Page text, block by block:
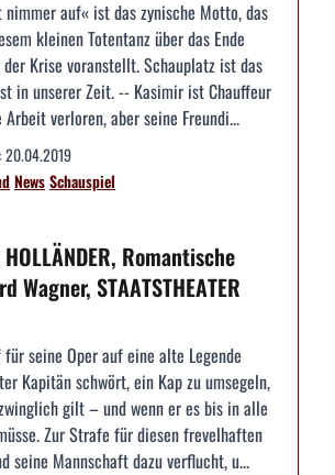
nimmer auf« ist das zynische Motto, das
kleinen Totentanz über das Ende
Krise voranstellt. Schauplatz ist das
in unserer Zeit. -- Kasimir ist Chauffeur
verloren, aber seine Freundi...
20.04.2019
NewsSchauspiel
HOLLÄNDER, Romantische
Wagner, STAATSTHEATER
seine Oper auf eine alte Legende
Kapitän schwört, ein Kap zu umsegeln,
gilt – und wenn er es bis in alle
Zur Strafe für diesen frevelhaften
seine Mannschaft dazu verflucht, u...